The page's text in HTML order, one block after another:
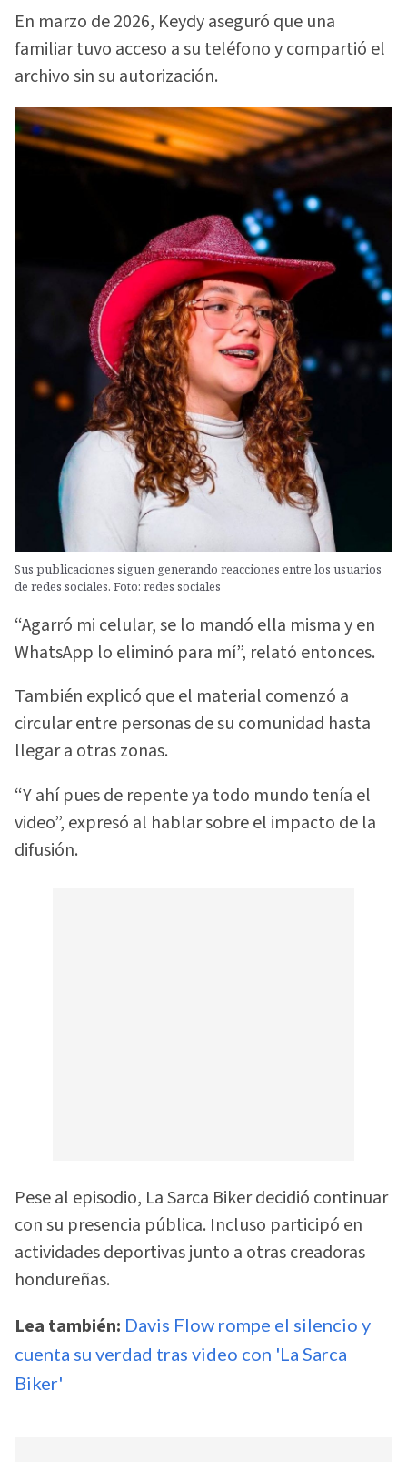
En marzo de 2026, Keydy aseguró que una
familiar tuvo acceso a su teléfono y compartió el
archivo sin su autorización.
Sus publicaciones siguen generando reacciones entre los usuarios
de redes sociales. Foto: redes sociales
“Agarró mi celular, se lo mandó ella misma y en
WhatsApp lo eliminó para mí”, relató entonces.
También explicó que el material comenzó a
circular entre personas de su comunidad hasta
llegar a otras zonas.
“Y ahí pues de repente ya todo mundo tenía el
video”, expresó al hablar sobre el impacto de la
difusión.
Pese al episodio, La Sarca Biker decidió continuar
con su presencia pública. Incluso participó en
actividades deportivas junto a otras creadoras
hondureñas.
Lea también: Davis Flow rompe el silencio y
cuenta su verdad tras video con 'La Sarca
Biker'